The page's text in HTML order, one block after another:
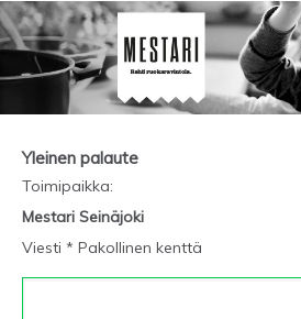
Yleinen palaute
Toimipaikka:
Mestari Seinäjoki
Viesti * Pakollinen kenttä